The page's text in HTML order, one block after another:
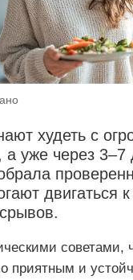
худеть с
а уже через 3–7
двигаться
советами,
приятным и